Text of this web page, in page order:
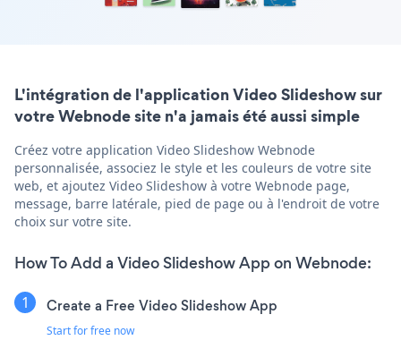
L'intégration de l'application Video Slideshow sur
votre Webnode site n'a jamais été aussi simple
Créez votre application Video Slideshow Webnode
personnalisée, associez le style et les couleurs de votre site
web, et ajoutez Video Slideshow à votre Webnode page,
message, barre latérale, pied de page ou à l'endroit de votre
choix sur votre site.
How To Add a Video Slideshow App on Webnode:
Create a Free Video Slideshow App
Start for free now